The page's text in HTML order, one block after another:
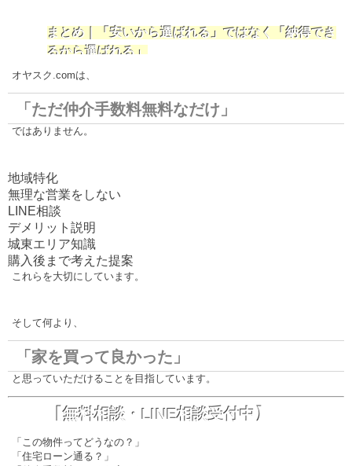
まとめ｜「安いから選ばれる」ではなく「納得でき
るから選ばれる」
オヤスク.comは、
「ただ仲介手数料無料なだけ」
ではありません。
地域特化
無理な営業をしない
LINE相談
デメリット説明
城東エリア知識
購入後まで考えた提案
これらを大切にしています。
そして何より、
「家を買って良かった」
と思っていただけることを目指しています。
【無料相談・LINE相談受付中】
「この物件ってどうなの？」
「住宅ローン通る？」